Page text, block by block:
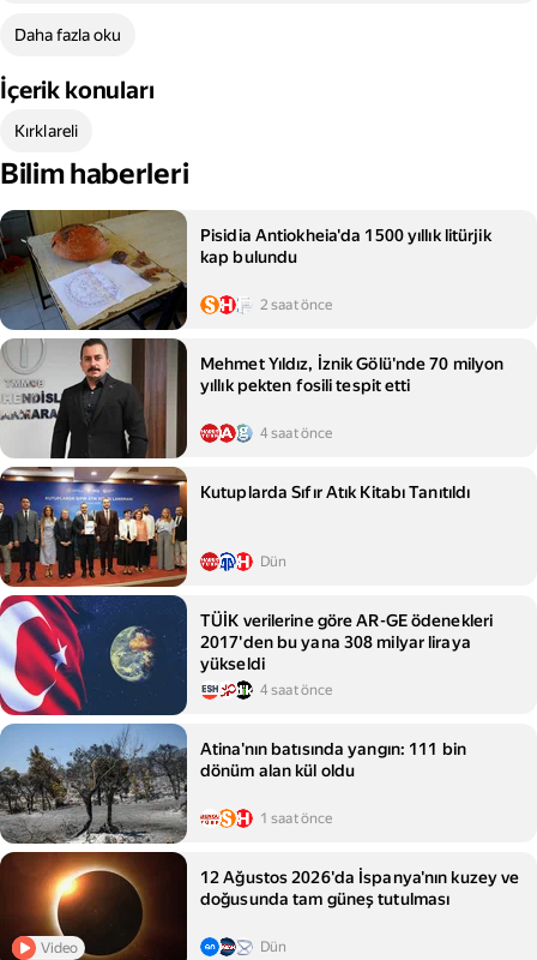
Daha fazla oku
İçerik konuları
Kırklareli
Bilim haberleri
Pisidia Antiokheia'da 1500 yıllık litürjik
kap bulundu
2 saat önce
Mehmet Yıldız, İznik Gölü'nde 70 milyon
yıllık pekten fosili tespit etti
4 saat önce
Kutuplarda Sıfır Atık Kitabı Tanıtıldı
Dün
TÜİK verilerine göre AR-GE ödenekleri
2017'den bu yana 308 milyar liraya
yükseldi
4 saat önce
Atina'nın batısında yangın: 111 bin
dönüm alan kül oldu
1 saat önce
Video
12 Ağustos 2026'da İspanya'nın kuzey ve
doğusunda tam güneş tutulması
Dün